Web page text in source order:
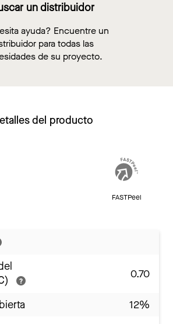
un distribuidor
ayuda? Encuentre un
para todas las
de su proyecto.
del producto
FASTPeel
0.70
12%